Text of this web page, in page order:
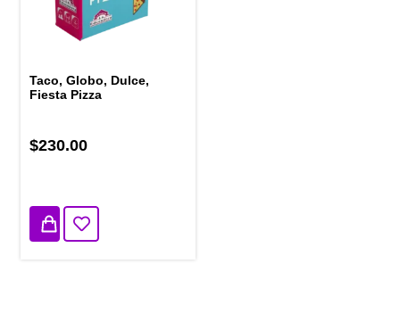
Taco, Globo, Dulce,
Fiesta Pizza
$230.00